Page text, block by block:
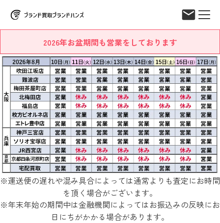
2026年お盆期間も営業をしております
※運送便の遅れや混み具合によっては通常よりも査定にお時間
を頂く場合がございます。
※年末年始の期間中は金融機関によってはお振込みの反映にお
日にちがかかる場合があります。